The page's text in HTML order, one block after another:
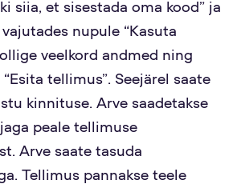
siia, et sisestada oma kood” ja
nupule “Kasuta
veelkord andmed ning
tellimus”. Seejärel saate
kinnituse. Arve saadetakse
peale tellimuse
Arve saate tasuda
Tellimus pannakse teele